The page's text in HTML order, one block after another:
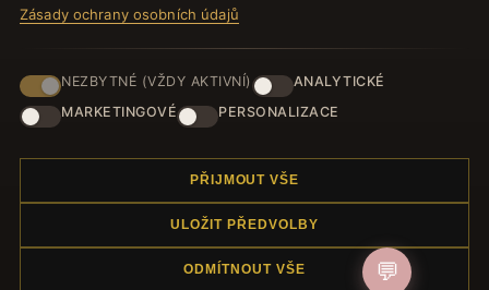
Zásady ochrany osobních údajů
NEZBYTNÉ (VŽDY AKTIVNÍ)
ANALYTICKÉ
MARKETINGOVÉ
PERSONALIZACE
PŘIJMOUT VŠE
ULOŽIT PŘEDVOLBY
ODMÍTNOUT VŠE
Nové produkty
Speciální nabídky
Blog
Recenze
Přihlásit se
Náramek.com. Všechna práva vyhrazena.
💬